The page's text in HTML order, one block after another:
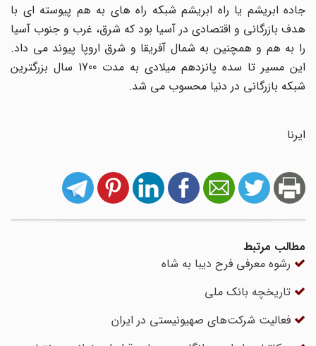
جاده ابریشم یا راه ابریشم شبکه راه های به هم پیوسته ای با
هدف بازرگانی و اقتصادی در آسیا بود که شرق، غرب و جنوب آسیا
را به هم و همچنین به شمال آفریقا و شرق اروپا پیوند می داد.
این مسیر تا سده پانزدهم میلادی به مدت 1700 سال بزرگترین
شبکه بازرگانی در دنیا محسوب می شد.
ایرنا
مطالب مرتبط
رشوه معرفی فرح دیبا به شاه
تاریخچه بانک ملی
فعالیت شرکت‌های صهیونیستی در ایران